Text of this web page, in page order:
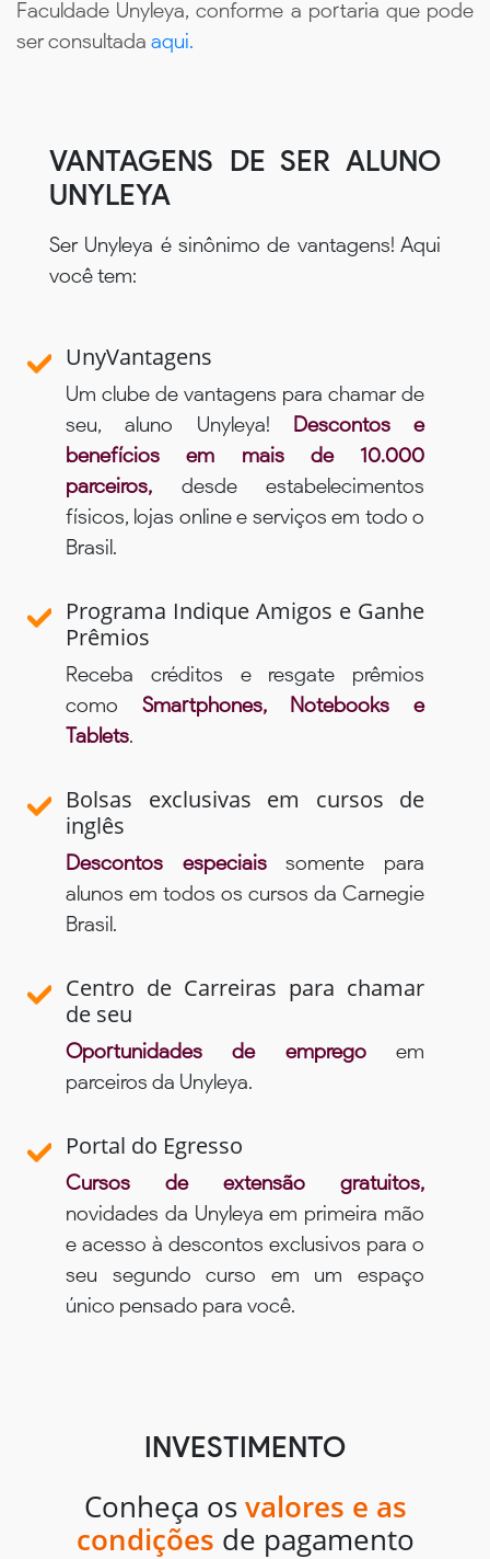
Faculdade Unyleya, conforme a portaria que pode
ser consultada aqui.
VANTAGENS DE SER ALUNO
UNYLEYA
Ser Unyleya é sinônimo de vantagens! Aqui
você tem:
UnyVantagens
Um clube de vantagens para chamar de
seu, aluno Unyleya! Descontos e
benefícios em mais de 10.000
parceiros, desde estabelecimentos
físicos, lojas online e serviços em todo o
Brasil.
Programa Indique Amigos e Ganhe
Prêmios
Receba créditos e resgate prêmios
como Smartphones, Notebooks e
Tablets.
Bolsas exclusivas em cursos de
inglês
Descontos especiaissomente para
alunos em todos os cursos da Carnegie
Brasil.
Centro de Carreiras para chamar
de seu
Oportunidades de empregoem
parceiros da Unyleya.
Portal do Egresso
Cursos de extensão gratuitos,
novidades da Unyleya em primeira mão
e acesso à descontos exclusivos para o
seu segundo curso em um espaço
único pensado para você.
INVESTIMENTO
Conheça os valores e as
condições de pagamento